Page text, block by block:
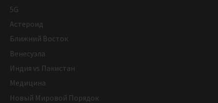
5G
Астероид
Ближний Восток
Венесуэла
Индия vs Пакистан
Медицина
Новый Мировой Порядок